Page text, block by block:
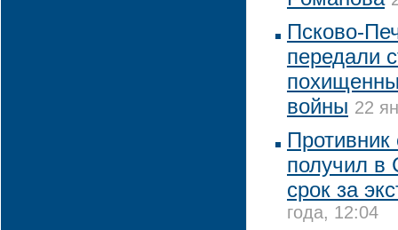
Псково-
передали
войны 22
Противник
получил в
срок за
года, 12:04